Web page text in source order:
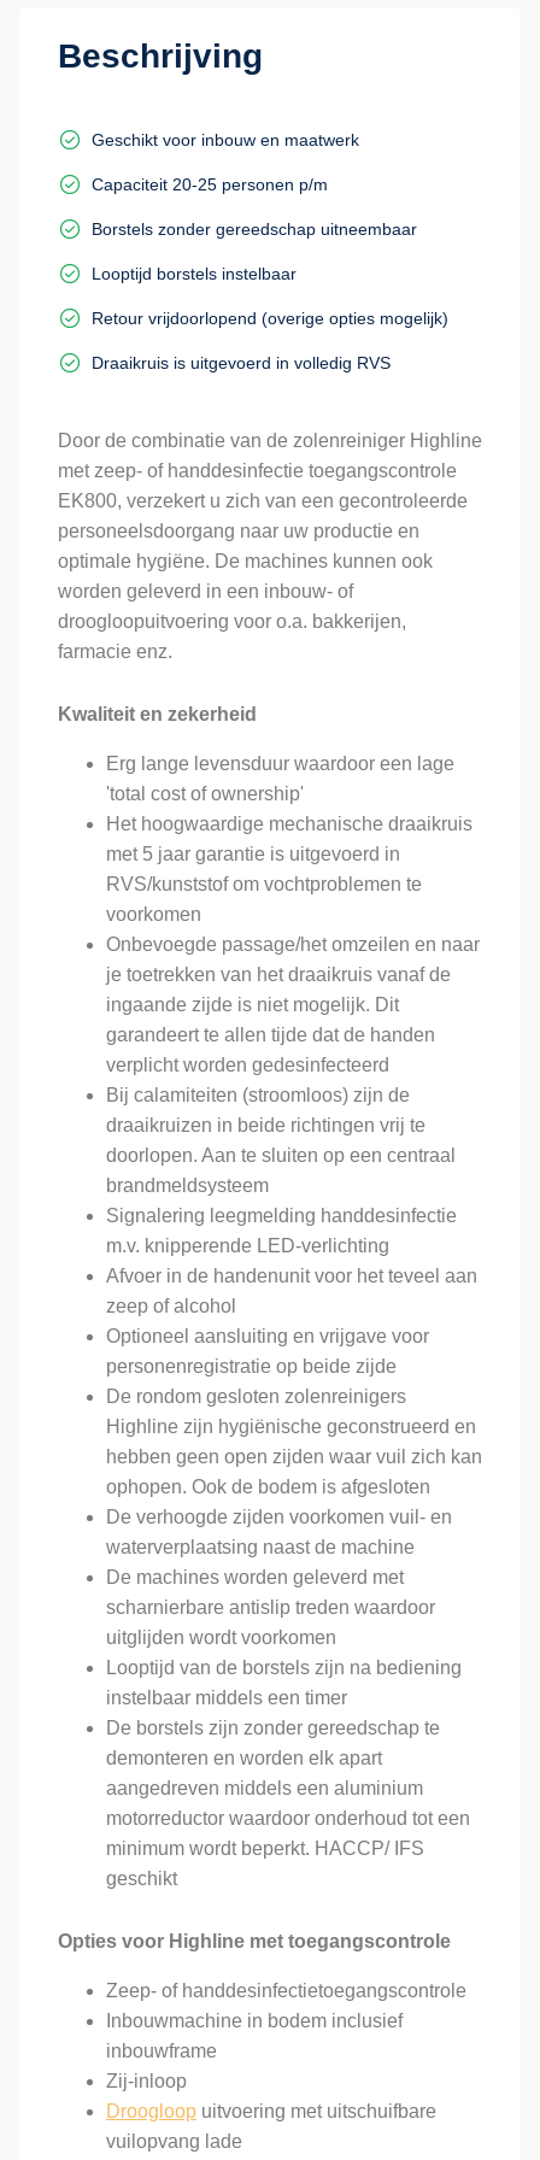
Beschrijving
Geschikt voor inbouw en maatwerk
Capaciteit 20-25 personen p/m
Borstels zonder gereedschap uitneembaar
Looptijd borstels instelbaar
Retour vrijdoorlopend (overige opties mogelijk)
Draaikruis is uitgevoerd in volledig RVS
Door de combinatie van de zolenreiniger Highline
met zeep- of handdesinfectie toegangscontrole
EK800, verzekert u zich van een gecontroleerde
personeelsdoorgang naar uw productie en
optimale hygiëne. De machines kunnen ook
worden geleverd in een inbouw- of
droogloopuitvoering voor o.a. bakkerijen,
farmacie enz.
Kwaliteit en zekerheid
Erg lange levensduur waardoor een lage
'total cost of ownership'
Het hoogwaardige mechanische draaikruis
met 5 jaar garantie is uitgevoerd in
RVS/kunststof om vochtproblemen te
voorkomen
Onbevoegde passage/het omzeilen en naar
je toetrekken van het draaikruis vanaf de
ingaande zijde is niet mogelijk. Dit
garandeert te allen tijde dat de handen
verplicht worden gedesinfecteerd
Bij calamiteiten (stroomloos) zijn de
draaikruizen in beide richtingen vrij te
doorlopen. Aan te sluiten op een centraal
brandmeldsysteem
Signalering leegmelding handdesinfectie
m.v. knipperende LED-verlichting
Afvoer in de handenunit voor het teveel aan
zeep of alcohol
Optioneel aansluiting en vrijgave voor
personenregistratie op beide zijde
De rondom gesloten zolenreinigers
Highline zijn hygiënische geconstrueerd en
hebben geen open zijden waar vuil zich kan
ophopen. Ook de bodem is afgesloten
De verhoogde zijden voorkomen vuil- en
waterverplaatsing naast de machine
De machines worden geleverd met
scharnierbare antislip treden waardoor
uitglijden wordt voorkomen
Looptijd van de borstels zijn na bediening
instelbaar middels een timer
De borstels zijn zonder gereedschap te
demonteren en worden elk apart
aangedreven middels een aluminium
motorreductor waardoor onderhoud tot een
minimum wordt beperkt. HACCP/ IFS
geschikt
Opties voor Highline met toegangscontrole
Zeep- of handdesinfectietoegangscontrole
Inbouwmachine in bodem inclusief
inbouwframe
Zij-inloop
Droogloop uitvoering met uitschuifbare
vuilopvang lade